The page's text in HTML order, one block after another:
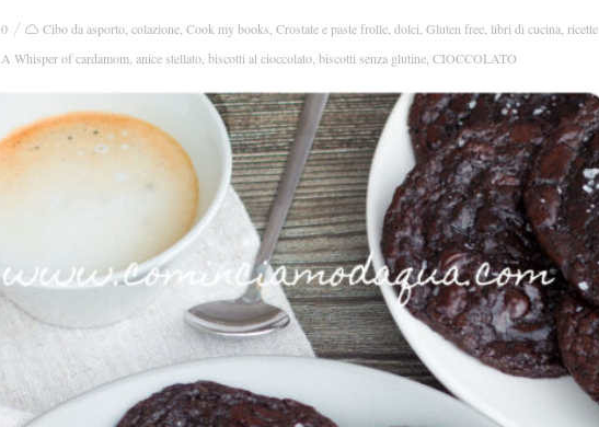
0 Cibo da asporto colazione Cook my books Crostate e paste frolle dolci Gluten free libri di cucina ricette
A Whisper of cardamom anice stellato biscotti al cioccolato biscotti senza glutine CIOCCOLATO